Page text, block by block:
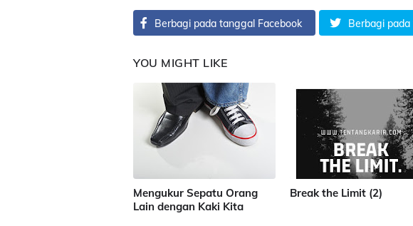
Berbagi pada tanggal Facebook Berbagi
YOU MIGHT LIKE
Mengukur Sepatu Orang
Lain dengan Kaki Kita
Break the Limit (2)